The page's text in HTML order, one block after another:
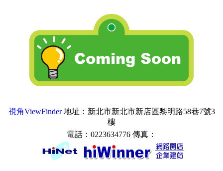
視角ViewFinder地址：新北市新北市新店區黎明路58巷7號3
樓
電話：0223634776 傳真：